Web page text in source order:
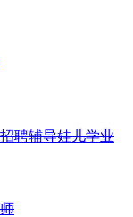
聘辅导娃儿学业